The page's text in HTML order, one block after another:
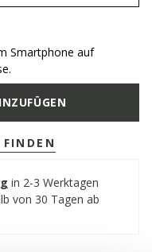
Smartphone auf
in 2-3 Werktagen
von 30 Tagen ab